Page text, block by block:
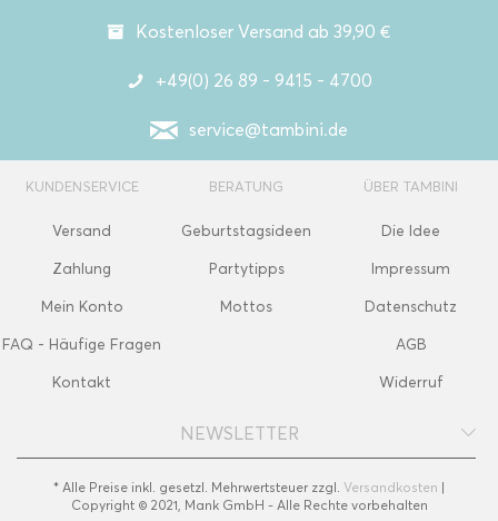
Kostenloser Versand ab 39,90 €
+49(0) 26 89 - 9415 - 4700
service@tambini.de
KUNDENSERVICE
Versand
Zahlung
Mein Konto
FAQ - Häufige Fragen
Kontakt
BERATUNG
Geburtstagsideen
Partytipps
Mottos
ÜBER TAMBINI
Die Idee
Impressum
Datenschutz
AGB
Widerruf
NEWSLETTER
* Alle Preise inkl. gesetzl. Mehrwertsteuer zzgl. Versandkosten |
Copyright © 2021, Mank GmbH - Alle Rechte vorbehalten